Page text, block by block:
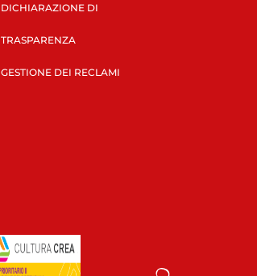
DICHIARAZIONE DI
TRASPARENZA
GESTIONE DEI RECLAMI